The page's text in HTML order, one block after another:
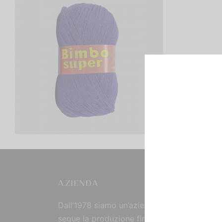
Bimbo Super
AZIENDA
Dall’1978 siamo un’azienda strutturata che
segue la produzione fin dall’origine, curando